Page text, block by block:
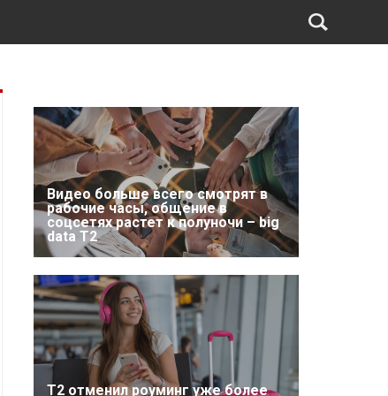
Видео больше всего смотрят в
рабочие часы, общение в
соцсетях растет к полуночи – big
data T2
Т2 отменил роуминг уже более